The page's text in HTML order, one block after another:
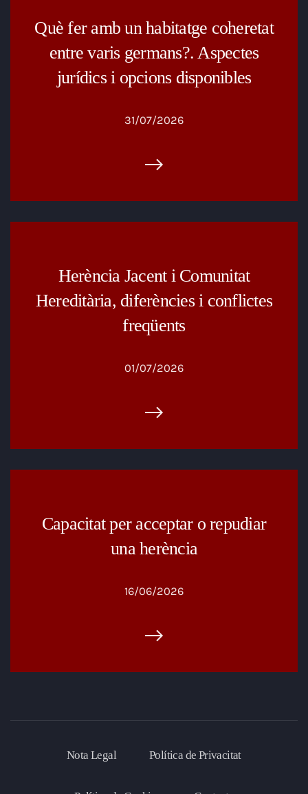
Què fer amb un habitatge coheretat
entre varis germans?. Aspectes
jurídics i opcions disponibles
31/07/2026
Herència Jacent i Comunitat
Hereditària, diferències i conflictes
freqüents
01/07/2026
Capacitat per acceptar o repudiar
una herència
16/06/2026
Nota Legal Política de Privacitat